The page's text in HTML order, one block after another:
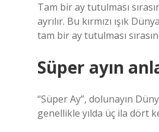
Tam bir ay tutulması
ayrılır. Bu kırmızı ışık
tam bir ay tutulması
Süper ayın
“Süper Ay”, dolunayın
genellikle yılda üç ila dört